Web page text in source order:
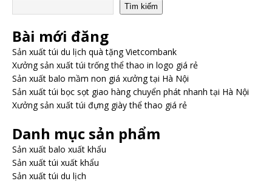
Tìm kiếm
Bài mới đăng
Sản xuất túi du lịch quà tặng Vietcombank
Xưởng sản xuất túi trống thể thao in logo giá rẻ
Sản xuất balo mầm non giá xưởng tại Hà Nội
Sản xuất túi bọc sọt giao hàng chuyển phát nhanh tại Hà Nội
Xưởng sản xuất túi đựng giày thể thao giá rẻ
Danh mục sản phẩm
Sản xuất balo xuất khẩu
Sản xuất túi xuất khẩu
Sản xuất túi du lịch